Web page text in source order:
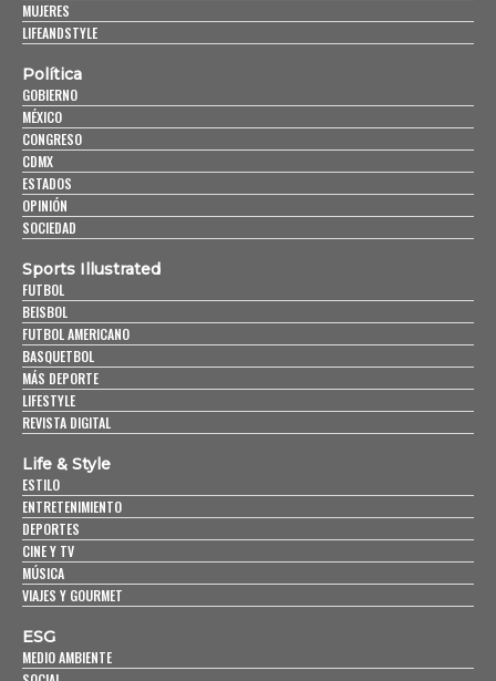
MUJERES
LIFEANDSTYLE
Política
GOBIERNO
MÉXICO
CONGRESO
CDMX
ESTADOS
OPINIÓN
SOCIEDAD
Sports Illustrated
FUTBOL
BEISBOL
FUTBOL AMERICANO
BASQUETBOL
MÁS DEPORTE
LIFESTYLE
REVISTA DIGITAL
Life & Style
ESTILO
ENTRETENIMIENTO
DEPORTES
CINE Y TV
MÚSICA
VIAJES Y GOURMET
ESG
MEDIO AMBIENTE